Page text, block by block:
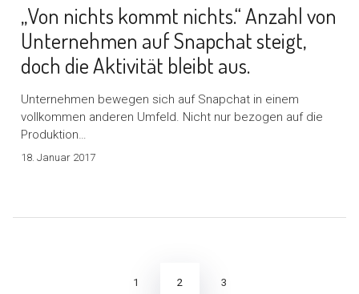
„Von nichts kommt nichts.“ Anzahl von
Unternehmen auf Snapchat steigt,
doch die Aktivität bleibt aus.
Unternehmen bewegen sich auf Snapchat in einem
vollkommen anderen Umfeld. Nicht nur bezogen auf die
Produktion…
18. Januar 2017
1 2 3